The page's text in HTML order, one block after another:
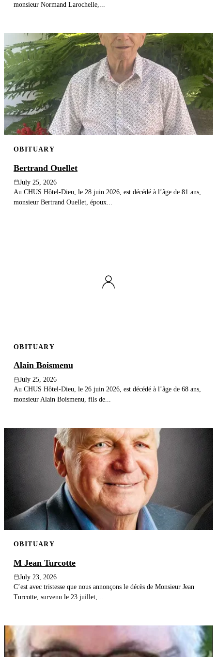
monsieur Normand Larochelle,...
OBITUARY
Bertrand Ouellet
July 25, 2026
Au CHUS Hôtel-Dieu, le 28 juin 2026, est décédé à l’âge de 81 ans,
monsieur Bertrand Ouellet, époux...
OBITUARY
Alain Boismenu
July 25, 2026
Au CHUS Hôtel-Dieu, le 26 juin 2026, est décédé à l’âge de 68 ans,
monsieur Alain Boismenu, fils de...
OBITUARY
M Jean Turcotte
July 23, 2026
C’est avec tristesse que nous annonçons le décès de Monsieur Jean
Turcotte, survenu le 23 juillet,...